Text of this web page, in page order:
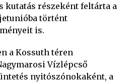
kutatás részeként feltárta a
történt
is.
a Kossuth téren
Vízlépcső
nyitószónokaként, a